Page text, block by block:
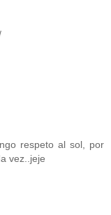
respeto al sol, por
vez..jeje